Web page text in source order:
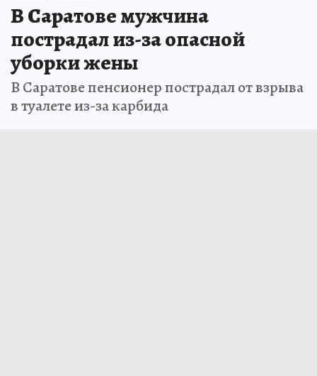
В Саратове мужчина
пострадал из-за опасной
уборки жены
В Саратове пенсионер пострадал от взрыва
в туалете из-за карбида